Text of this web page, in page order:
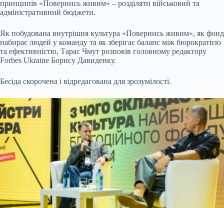
принципів «Повернись живим» – розділяти військовий та
адміністративний бюджети.
Як побудована внутрішня культура «Повернись живим», як фонд
набирає людей у команду та як зберігає баланс між бюрократією
та ефективністю, Тарас Чмут розповів головному редактору
Forbes Ukraine Борису Давиденку.
Бесіда скорочена і відредагована для зрозумілості.